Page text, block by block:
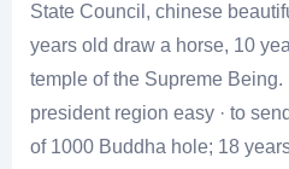
State Council, chinese
years old draw a horse, 10
temple of the Supreme
president region easy · to
of 1000 Buddha hole; 18